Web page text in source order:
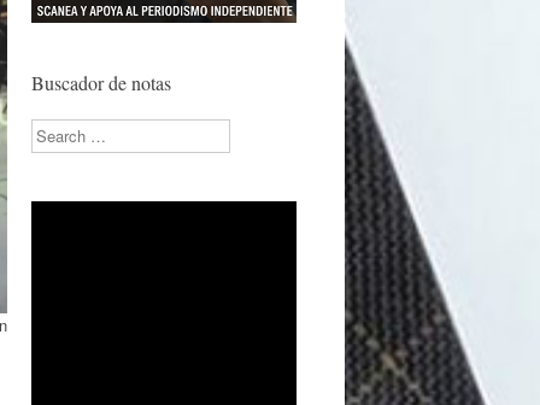
Buscador de notas
Search